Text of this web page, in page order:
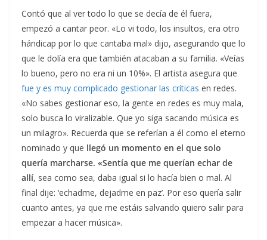
Contó que al ver todo lo que se decía de él fuera,
empezó a cantar peor. «Lo vi todo, los insultos, era otro
hándicap por lo que cantaba mal» dijo, asegurando que lo
que le dolía era que también atacaban a su familia. «Veías
lo bueno, pero no era ni un 10%». El artista asegura que
fue y es muy complicado gestionar las críticas en redes.
«No sabes gestionar eso, la gente en redes es muy mala,
solo busca lo viralizable. Que yo siga sacando música es
un milagro». Recuerda que se referían a él como el eterno
nominado y que llegó un momento en el que solo
quería marcharse. «Sentía que me querían echar de
allí, sea como sea, daba igual si lo hacía bien o mal. Al
final dije: ‘echadme, dejadme en paz’. Por eso quería salir
cuanto antes, ya que me estáis salvando quiero salir para
empezar a hacer música».